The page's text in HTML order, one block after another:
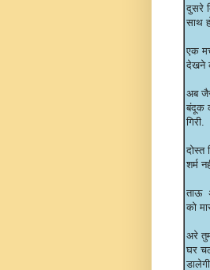
दुसरे
साथ
एक
देखने
अब
बंदूक
गिरी.
दोस्त
शर्म
ताऊ
को
अरे
घर
डालेगी.